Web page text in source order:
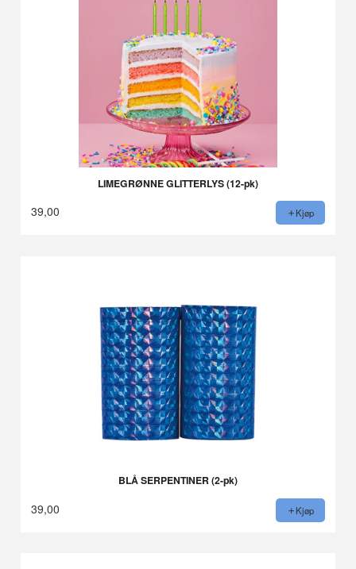
LIMEGRØNNE GLITTERLYS (12-pk)
39,00 Kjøp
BLÅ SERPENTINER (2-pk)
39,00 Kjøp